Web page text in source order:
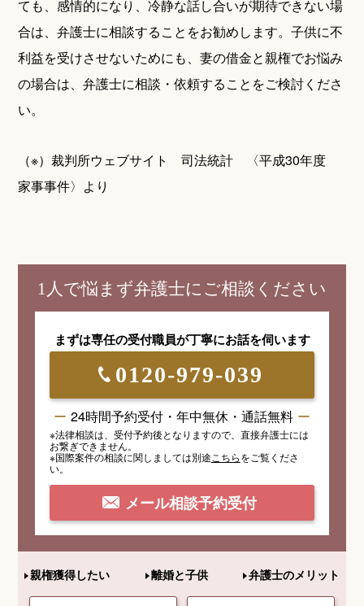
ても、感情的になり、冷静な話し合いが期待できない場
合は、弁護士に相談することをお勧めします。子供に不
利益を受けさせないためにも、妻の借金と親権でお悩み
の場合は、弁護士に相談・依頼することをご検討くださ
い。
（※）裁判所ウェブサイト 司法統計 〈平成30年度
家事事件〉より
1人で悩まず弁護士にご相談ください
まずは専任の受付職員が丁寧にお話を伺います
0120-979-039
24時間予約受付・年中無休・通話無料
※法律相談は、受付予約後となりますので、 直接弁護士には
お繋ぎできません。
※国際案件の相談に関しましては別途 こちらをご覧くださ
い。
メール相談予約受付
親権獲得したい 離婚と子供 弁護士のメリット